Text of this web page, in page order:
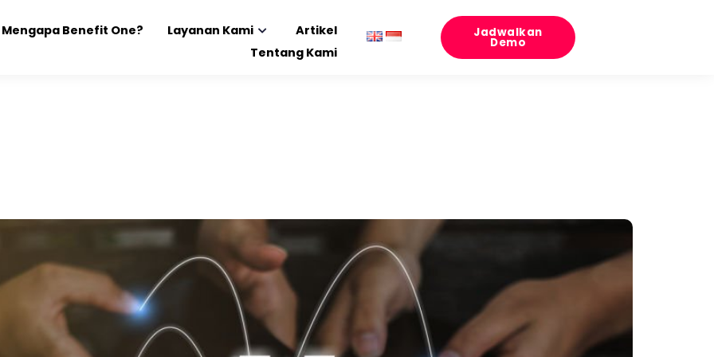
Mengapa Benefit One? Layanan Kami
Artikel
Tentang Kami
Jadwalkan
Demo